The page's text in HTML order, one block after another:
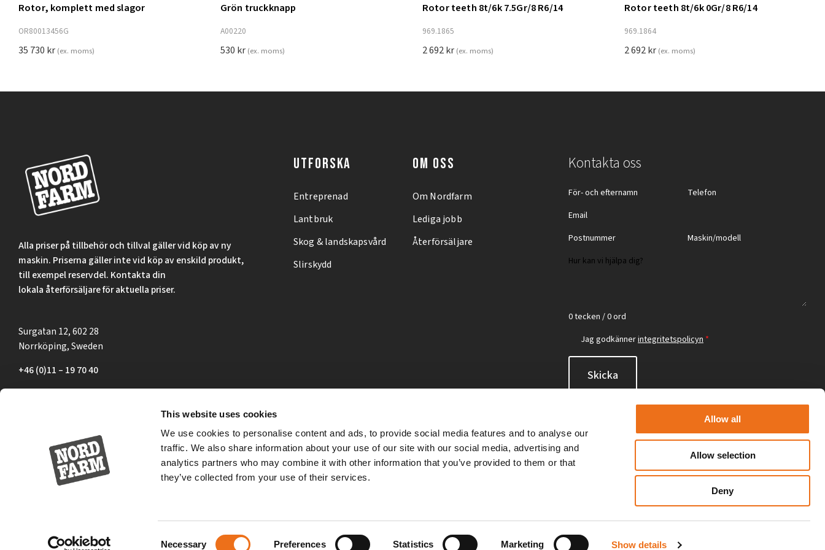
This website uses cookies
We use cookies to personalise content and ads, to provide social media features and to analyse our
traffic. We also share information about your use of our site with our social media, advertising and
analytics partners who may combine it with other information that you’ve provided to them or that
they’ve collected from your use of their services.
Necessary Preferences Statistics Marketing Show details
Allow all
Allow selection
Deny
Lägg till i varukorg
Rotor, komplett med slagor
OR80013456G
35 730 kr (ex. moms)
Lägg till i varukorg
Grön truckknapp
A00220
530 kr (ex. moms)
Lägg till i varukorg
Rotor teeth 8t/6k 7.5Gr/8 R6/14
969.1865
2 692kr (ex. moms)
Rotor teeth 8t/6k 0Gr/8 R6/14
969.1864
2 692kr (ex. moms)
Alla priser på tillbehör och tillval gäller vid köp av ny
maskin. Priserna gäller inte vid köp av enskild produkt,
till exempel reservdel. Kontakta din
lokala återförsäljare för aktuella priser.
Surgatan 12, 602 28
Norrköping, Sweden
+46 (0)11 – 19 70 40
UTFORSKA
Entreprenad
Lantbruk
Skog & landskapsvård
Slirskydd
OM OSS
Om Nordfarm
Lediga jobb
Återförsäljare
Kontakta oss
0 tecken / 0 ord
Jag godkännerintegritetspolicyn *
Skicka